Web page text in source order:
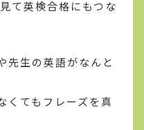
て英検合格にもつな
先生の英語がなんと
くてもフレーズを真